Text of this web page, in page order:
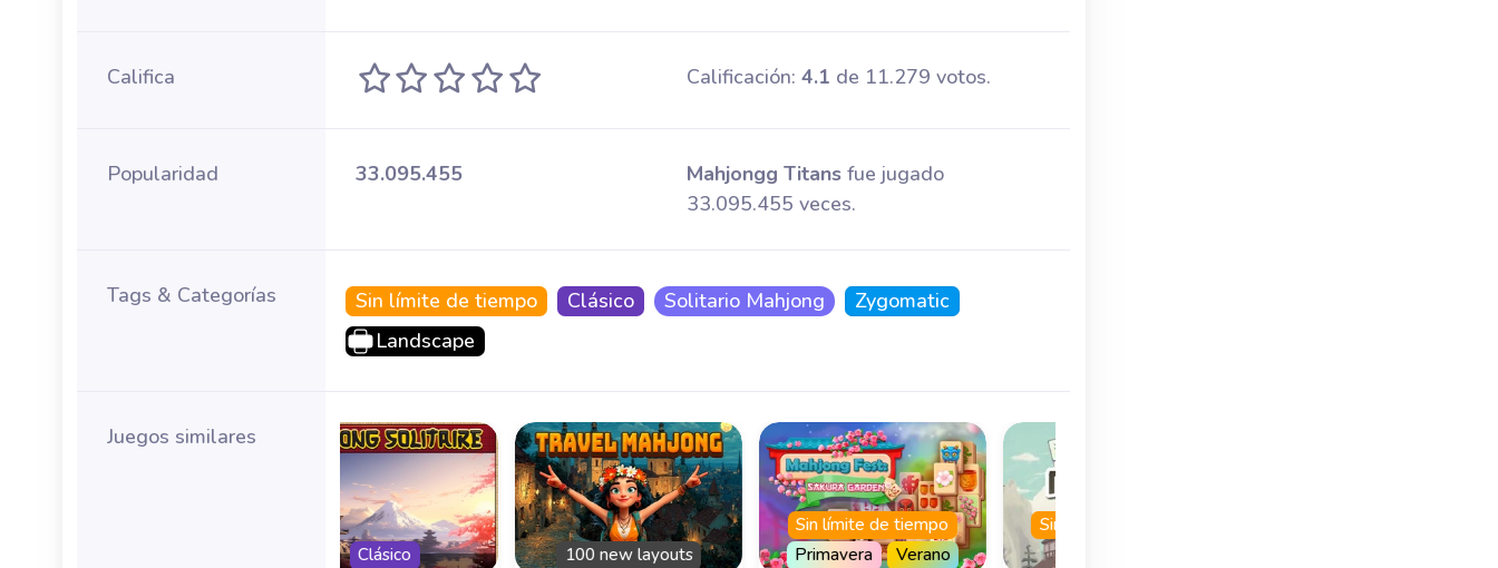
Califica Calificación: 4.1 de 11.279 votos.
Popularidad 33.095.455 Mahjongg Titansfue jugado
33.095.455 veces.
Tags & Categorías Sin límite de tiempo Clásico Solitario Mahjong
Zygomatic
Landscape
Juegos similares
100 new layouts
Sin límite de tiempo
Primavera
Verano
Sin límite de tiempo
Diario